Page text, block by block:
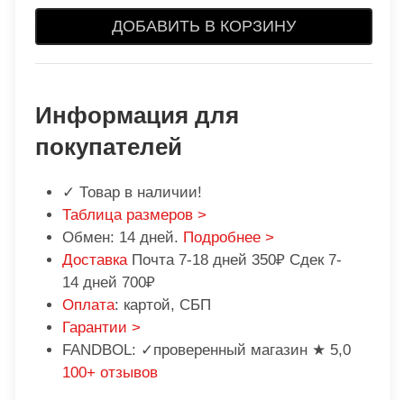
ДОБАВИТЬ В КОРЗИНУ
Информация для
покупателей
✓ Товар в наличии!
Таблица размеров >
Обмен: 14 дней. Подробнее >
Доставка Почта 7-18 дней 350₽ Сдек 7-
14 дней 700₽
Оплата: картой, СБП
Гарантии >
FANDBOL: ✓проверенный магазин ★ 5,0
100+ отзывов